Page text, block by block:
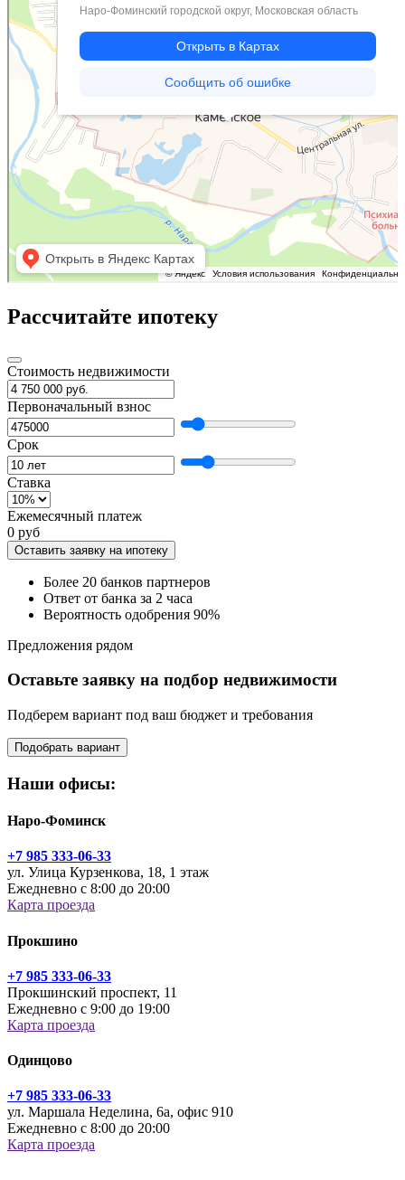
Рассчитайте ипотеку
Стоимость недвижимости
Первоначальный взнос
Срок
Ставка
Ежемесячный платеж
0 руб
Оставить заявку на ипотеку
Более 20 банков партнеров
Ответ от банка за 2 часа
Вероятность одобрения 90%
Предложения рядом
Оставьте заявку на подбор недвижимости
Подберем вариант под ваш бюджет и требования
Подобрать вариант
Наши офисы:
Наро-Фоминск
+7 985 333-06-33
ул. Улица Курзенкова, 18, 1 этаж
Ежедневно с 8:00 до 20:00
Карта проезда
Прокшино
+7 985 333-06-33
Прокшинский проспект, 11
Ежедневно с 9:00 до 19:00
Карта проезда
Одинцово
+7 985 333-06-33
ул. Маршала Неделина, 6а, офис 910
Ежедневно с 8:00 до 20:00
Карта проезда